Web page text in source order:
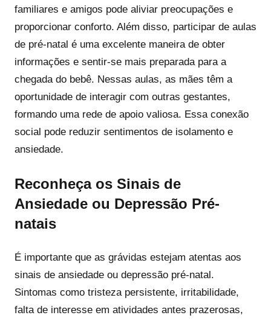
familiares e amigos pode aliviar preocupações e
proporcionar conforto. Além disso, participar de aulas
de pré-natal é uma excelente maneira de obter
informações e sentir-se mais preparada para a
chegada do bebê. Nessas aulas, as mães têm a
oportunidade de interagir com outras gestantes,
formando uma rede de apoio valiosa. Essa conexão
social pode reduzir sentimentos de isolamento e
ansiedade.
Reconheça os Sinais de
Ansiedade ou Depressão Pré-
natais
É importante que as grávidas estejam atentas aos
sinais de ansiedade ou depressão pré-natal.
Sintomas como tristeza persistente, irritabilidade,
falta de interesse em atividades antes prazerosas,